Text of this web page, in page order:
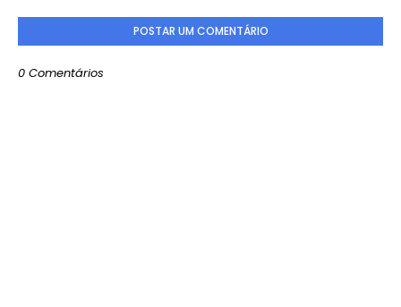
POSTAR UM COMENTÁRIO
0 Comentários